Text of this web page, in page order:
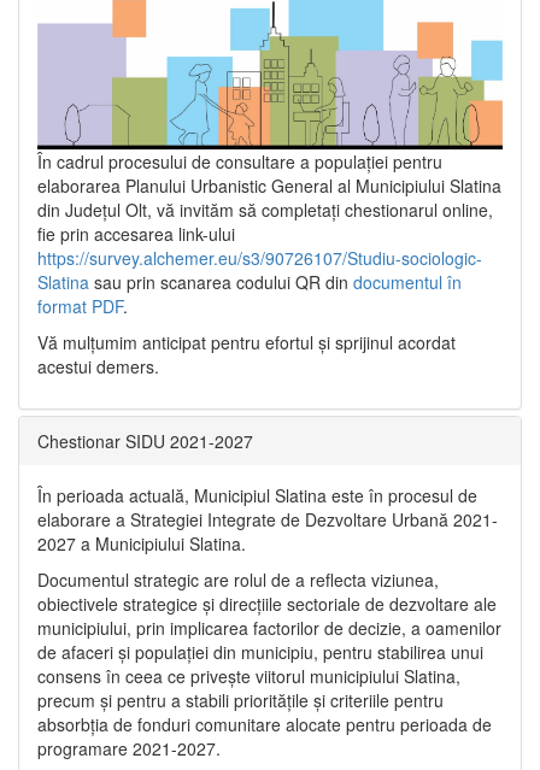
În cadrul procesului de consultare a populaţiei pentru
elaborarea Planului Urbanistic General al Municipiului Slatina
din Județul Olt, vă invităm să completați chestionarul online,
fie prin accesarea link-ului
https://survey.alchemer.eu/s3/90726107/Studiu-sociologic-
Slatina sau prin scanarea codului QR din documentul în
format PDF.
Vă mulţumim anticipat pentru efortul şi sprijinul acordat
acestui demers.
Chestionar SIDU 2021-2027
În perioada actuală, Municipiul Slatina este în procesul de
elaborare a Strategiei Integrate de Dezvoltare Urbană 2021‐
2027 a Municipiului Slatina.
Documentul strategic are rolul de a reflecta viziunea,
obiectivele strategice și direcțiile sectoriale de dezvoltare ale
municipiului, prin implicarea factorilor de decizie, a oamenilor
de afaceri și populației din municipiu, pentru stabilirea unui
consens în ceea ce privește viitorul municipiului Slatina,
precum și pentru a stabili prioritățile și criteriile pentru
absorbția de fonduri comunitare alocate pentru perioada de
programare 2021-2027.